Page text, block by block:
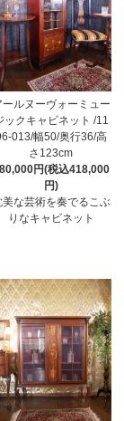
ールヌーヴォーミュー
ックキャビネット /11
013/幅50/奥行36/高
さ123cm
円(税込418,000
円)
美な芸術を奏でるこぶ
りなキャビネット